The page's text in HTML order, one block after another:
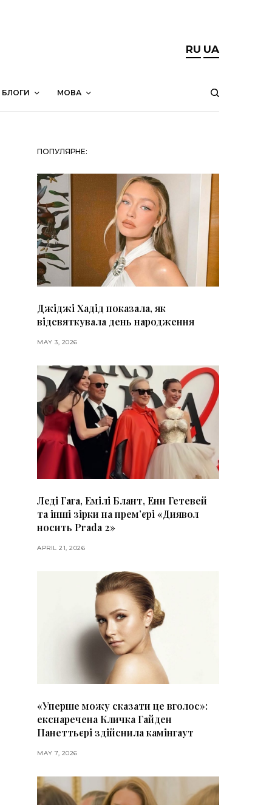
RU UA
БЛОГИ МОВА
ПОПУЛЯРНЕ:
Джіджі Хадід показала, як
відсвяткувала день народження
MAY 3, 2026
Леді Гага, Емілі Блант, Енн Гетевей
та інші зірки на премʼєрі «Диявол
носить Prada 2»
APRIL 21, 2026
«Уперше можу сказати це вголос»:
екснаречена Кличка Гайден
Панеттьєрі здійснила камінгаут
MAY 7, 2026